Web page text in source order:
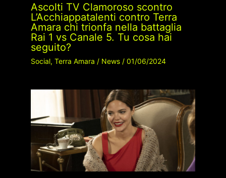
Ascolti TV Clamoroso scontro
L’Acchiappatalenti contro Terra
Amara chi trionfa nella battaglia
Rai 1 vs Canale 5. Tu cosa hai
seguito?
Social, Terra Amara / News/ 01/06/2024